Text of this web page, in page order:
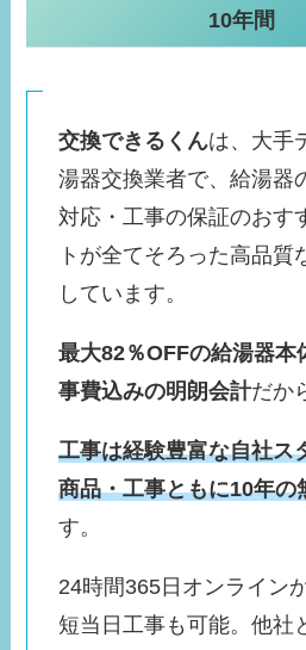
10年間
交換できるくんは、大手
湯器交換業者で、給湯器
対応・工事の保証のおす
トが全てそろった高品質
しています。
最大82％OFFの給湯器本
事費込みの明朗会計だか
工事は経験豊富な自社ス
商品・工事ともに10年の
す。
24時間365日オンライン
短当日工事も可能。他社